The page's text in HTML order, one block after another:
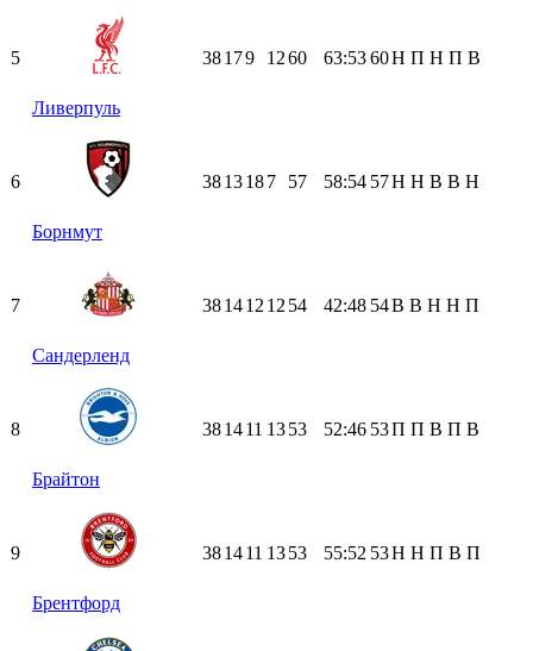
5
Ливерпуль
38179 1260 63:5360Н П Н П В
6
Борнмут
3813187 57 58:54 57Н Н В В Н
7
Сандерленд
381412 12 54 42:48 54В В Н Н П
8
Брайтон
381411 1353 52:46 53П П В П В
9
Брентфорд
381411 1353 55:52 53Н Н П В П